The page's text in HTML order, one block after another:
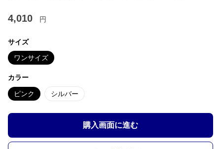
4,010 円
サイズ
ワンサイズ
カラー
ピンク シルバー
購入画面に進む